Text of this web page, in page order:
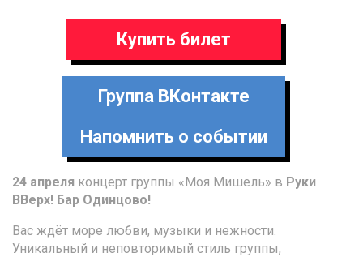
Купить билет
Группа ВКонтакте
Напомнить о событии
24 апреля концерт группы «Моя Мишель» в Руки
ВВерх! Бар Одинцово!
Вас ждёт море любви, музыки и нежности.
Уникальный и неповторимый стиль группы,